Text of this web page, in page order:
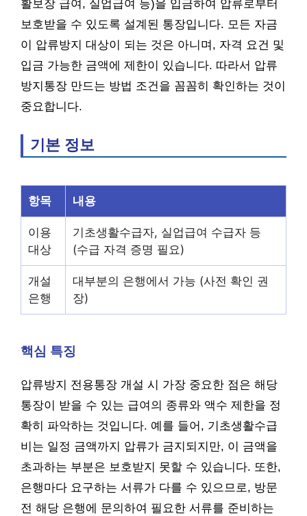
활보장 급여, 실업급여 등)을 입금하여 압류로부터
보호받을 수 있도록 설계된 통장입니다. 모든 자금
이 압류방지 대상이 되는 것은 아니며, 자격 요건 및
입금 가능한 금액에 제한이 있습니다. 따라서 압류
방지통장 만드는 방법 조건을 꼼꼼히 확인하는 것이
중요합니다.
기본 정보
항목 내용
이용
대상
기초생활수급자, 실업급여 수급자 등
(수급 자격 증명 필요)
개설
은행
대부분의 은행에서 가능 (사전 확인 권
장)
핵심 특징
압류방지 전용통장 개설 시 가장 중요한 점은 해당
통장이 받을 수 있는 급여의 종류와 액수 제한을 정
확히 파악하는 것입니다. 예를 들어, 기초생활수급
비는 일정 금액까지 압류가 금지되지만, 이 금액을
초과하는 부분은 보호받지 못할 수 있습니다. 또한,
은행마다 요구하는 서류가 다를 수 있으므로, 방문
전 해당 은행에 문의하여 필요한 서류를 준비하는